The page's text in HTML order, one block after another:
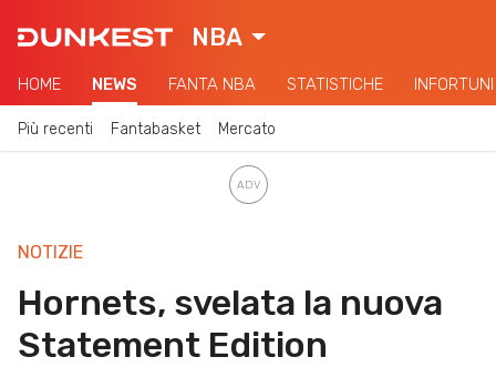
NBA
HOME NEWS FANTA NBA STATISTICHE INFORTUNI
Più recenti Fantabasket Mercato
NOTIZIE
Hornets, svelata la nuova
Statement Edition